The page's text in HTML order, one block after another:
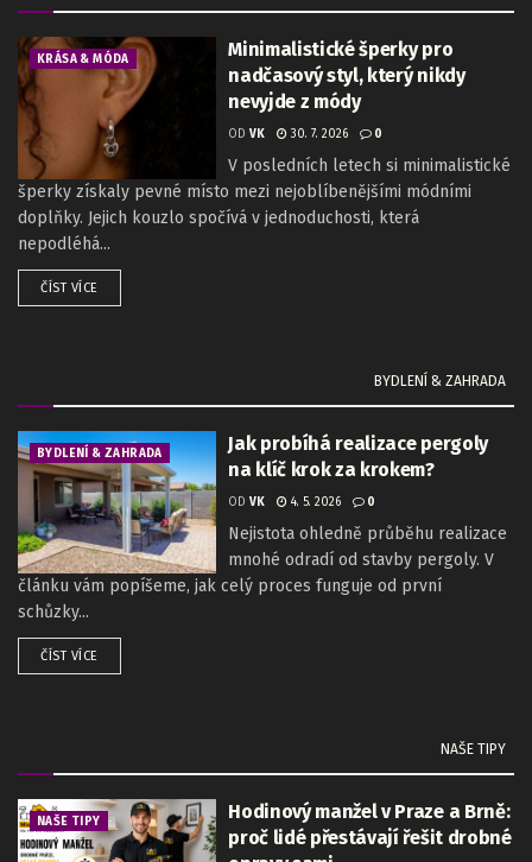
KRÁSA & MÓDA
Minimalistické šperky pro
nadčasový styl, který nikdy
nevyjde z módy
OD VK 30. 7. 2026 0
V posledních letech si minimalistické
šperky získaly pevné místo mezi nejoblíbenějšími módními
doplňky. Jejich kouzlo spočívá v jednoduchosti, která
nepodléhá...
ČÍST VÍCE
BYDLENÍ & ZAHRADA
BYDLENÍ & ZAHRADA
Jak probíhá realizace pergoly
na klíč krok za krokem?
OD VK 4. 5. 2026 0
Nejistota ohledně průběhu realizace
mnohé odradí od stavby pergoly. V
článku vám popíšeme, jak celý proces funguje od první
schůzky...
ČÍST VÍCE
NAŠE TIPY
NAŠE TIPY
Hodinový manžel v Praze a Brně:
proč lidé přestávají řešit drobné